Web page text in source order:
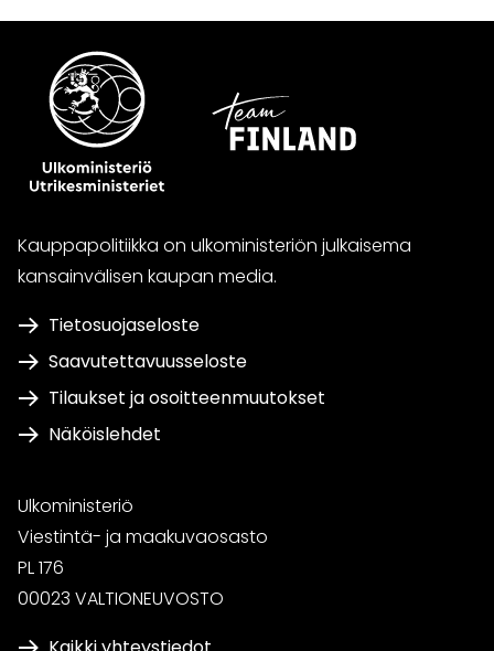
Kauppapolitiikka on ulkoministeriön julkaisema
kansainvälisen kaupan media.
Tietosuojaseloste
Saavutettavuusseloste
Tilaukset ja osoitteenmuutokset
Näköislehdet
Ulkoministeriö
Viestintä- ja maakuvaosasto
PL 176
00023 VALTIONEUVOSTO